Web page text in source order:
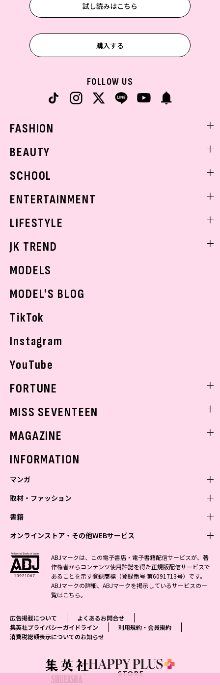
試し読みはこちら
購入する
FOLLOW US
FASHION
着回し
BEAUTY
ベストコスメ
ボディケア
SCHOOL
学校ヘアメイク
ENTERTAINMENT
K-POP
LIFESTYLE
モデルの購入品
JK TREND
MODELS
MODEL'S BLOG
TikTok
Instagram
YouTube
FORTUNE
MISS SEVENTEEN
MAGAZINE
INFORMATION
マンガ
少年マンガ
Vジャンプ
最強ジャンプ
少年ジャンプ+
ジャンプTOON
ジャンプルーキー！
S-MANGA
集英社コミック文庫
青年マンガ
ZEBRACK
S-MANGA
集英社ジャンプリミックス
週刊ヤングジャンプ
ヤングジャンプ定期購読デジタル
となりのヤングジャンプ
グランドジャンプ
少女マンガ
ZEBRACK
S-MANGA
集英社コミック文庫
マーガレット
別冊マーガレット
リマコミ
マンガMeets
女性マンガ
ジャンプTOON
集英社コミック文庫
マンガMee公式サイト
リマコミ
Cookie
取材・ファッション
ファッション・美容
BAILA
MAQUIA
eclat
T JAPAN
MEN'S NON-NO
芸能・情報・スポーツ
週プレNEWS
週プレ グラジャパ!
書籍
文芸・文庫・総合
小説すばる
集英社 文芸ステーション
web 集英社文庫
アジア人物史
学芸・ノンフィクション・新書
1日5分で、明日は変わる よみタイ yomitai
集英社学芸部 - 学芸・ノンフィクション
集英社ビジネス書
集英社新書プラス - 知の水先案内人
kotoba
情報・知識＆オピニオン imidas
ライトノベル・ノベライズ
集英社オレンジ文庫
JUMP j-BOOKS
ダッシュエックス文庫公式サイト
集英社Webマガジン コバルト
集英社の児童図書 S-KIDS.LAND
オンラインストア・その他WEBサービス
オンラインストア
OTO
SHUEISHA MANGA-ART HERITAGE
ジャンプキャラクターズストア
HAPPY PLUS STORE
SHUEISHA VOX
LEEマルシェ
eclat premium
その他WEBサービス
集英社アドナビ
集英社エディターズ・ラボ
ABJマークは、この電子書店・電子書籍配信サービスが、著
作権者からコンテンツ使用許諾を得た正規版配信サービスで
あることを示す登録商標（登録番号 第6091713号）です。
ABJマークの詳細、ABJマークを掲示しているサービスの一
覧はこちら。
広告掲載について
よくあるお問合せ
集英社プライバシーガイドライン
利用規約・会員規約
消費税総額表示についてのお知らせ